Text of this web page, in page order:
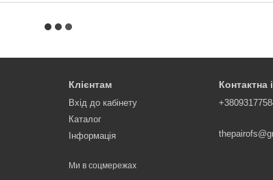
Клієнтам
Вхід до кабінету
Каталог
Інформація
Ми в соцмережах
Контактна